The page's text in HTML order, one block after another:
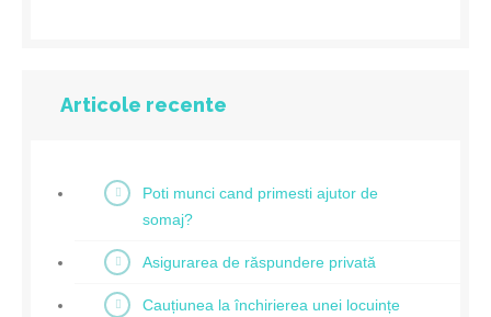
Articole recente
Poti munci cand primesti ajutor de
somaj?
Asigurarea de răspundere privată
Cauțiunea la închirierea unei locuințe